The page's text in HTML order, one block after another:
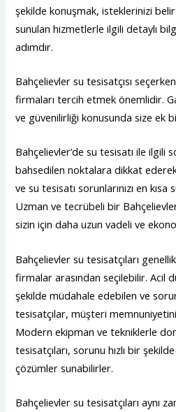
şekilde konuşmak, isteklerinizi
sunulan hizmetlerle ilgili detaylı
adımdır.
Bahçelievler su tesisatçısı
firmaları tercih etmek önemlidir.
ve güvenilirliği konusunda size ek
Bahçelievler’de su tesisatı ile ilgili
bahsedilen noktalara dikkat
ve su tesisatı sorunlarınızı en
Uzman ve tecrübeli bir
sizin için daha uzun vadeli ve
Bahçelievler su tesisatçıları
firmalar arasından seçilebilir. Acil
şekilde müdahale edebilen ve
tesisatçılar, müşteri
Modern ekipman ve tekniklerle
tesisatçıları, sorunu hızlı bir
çözümler sunabilirler.
Bahçelievler su tesisatçıları aynı